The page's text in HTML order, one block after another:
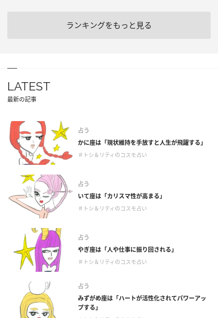
ランキングをもっと見る
LATEST
最新の記事
占う
かに座は「現状維持を手放すと人生が飛躍する」
＃トシ＆リティのコスモ占い
占う
いて座は「カリスマ性が高まる」
＃トシ＆リティのコスモ占い
占う
やぎ座は「人や仕事に振り回される」
＃トシ＆リティのコスモ占い
占う
みずがめ座は「ハートが活性化されてパワーアッ
プする」